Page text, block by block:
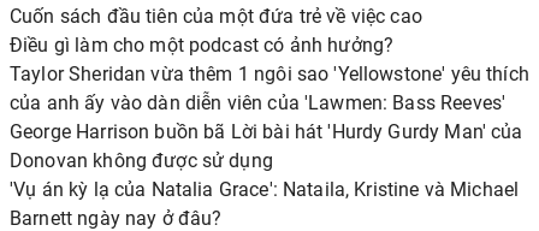
Cuốn sách đầu tiên của một đứa trẻ về việc cao
Điều gì làm cho một podcast có ảnh hưởng?
Taylor Sheridan vừa thêm 1 ngôi sao 'Yellowstone' yêu thích
của anh ấy vào dàn diễn viên của 'Lawmen: Bass Reeves'
George Harrison buồn bã Lời bài hát 'Hurdy Gurdy Man' của
Donovan không được sử dụng
'Vụ án kỳ lạ của Natalia Grace': Nataila, Kristine và Michael
Barnett ngày nay ở đâu?